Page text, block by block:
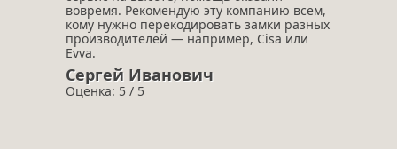
вовремя. Рекомендую эту компанию всем,
кому нужно перекодировать замки разных
производителей — например, Cisa или
Evva.
Сергей Иванович
Оценка: 5 / 5